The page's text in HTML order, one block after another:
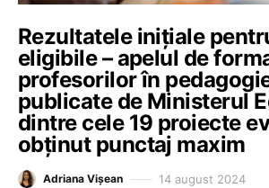
Rezultatele inițiale
eligibile – apelul de
profesorilor în
publicate de Ministerul
dintre cele 19 proiecte
obținut punctaj maxim
Adriana Vișean 14 august 2024